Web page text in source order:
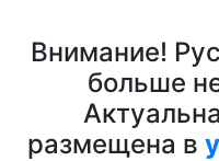
Внимание!
больше
размещена в